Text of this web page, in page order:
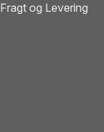
Fragt og Levering